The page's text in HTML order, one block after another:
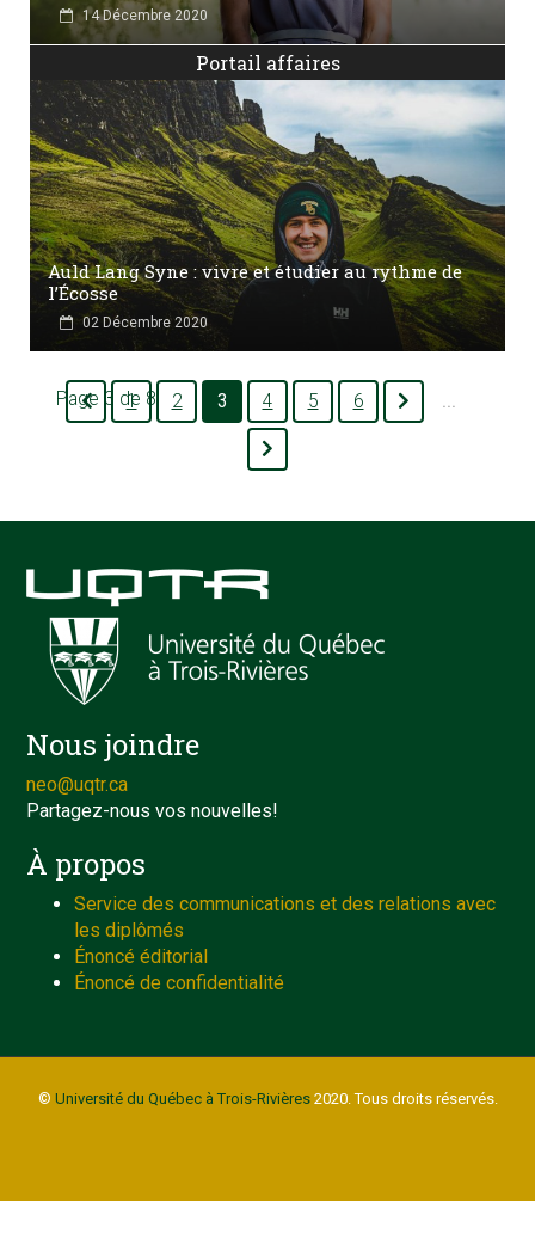
14 Décembre 2020
Portail affaires
Auld Lang Syne : vivre et étudier au rythme de
l’Écosse
02 Décembre 2020
Page 3 de 8
1 2 3 4 5 6 ...
Nous joindre
neo@uqtr.ca
Partagez-nous vos nouvelles!
À propos
Service des communications et des relations avec
les diplômés
Énoncé éditorial
Énoncé de confidentialité
© Université du Québec à Trois-Rivières2020. Tous droits réservés.